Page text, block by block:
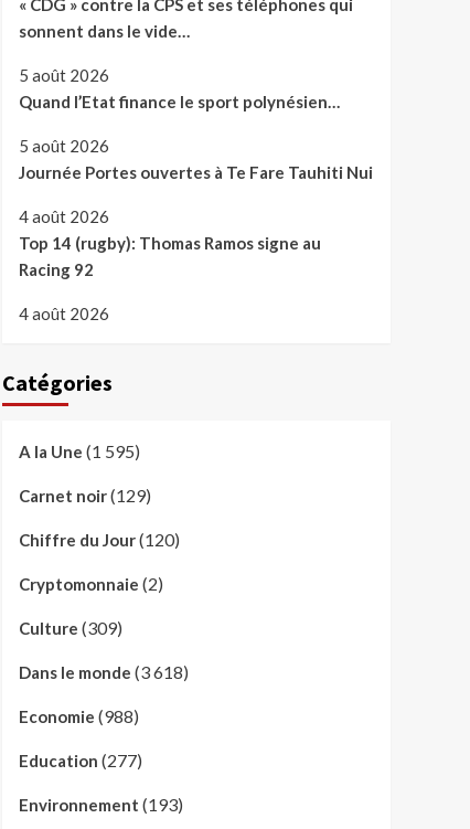
« CDG » contre la CPS et ses téléphones qui
sonnent dans le vide…
5 août 2026
Quand l’Etat finance le sport polynésien…
5 août 2026
Journée Portes ouvertes à Te Fare Tauhiti Nui
4 août 2026
Top 14 (rugby): Thomas Ramos signe au
Racing 92
4 août 2026
Catégories
A la Une (1 595)
Carnet noir(129)
Chiffre du Jour(120)
Cryptomonnaie (2)
Culture (309)
Dans le monde (3 618)
Economie (988)
Education (277)
Environnement (193)